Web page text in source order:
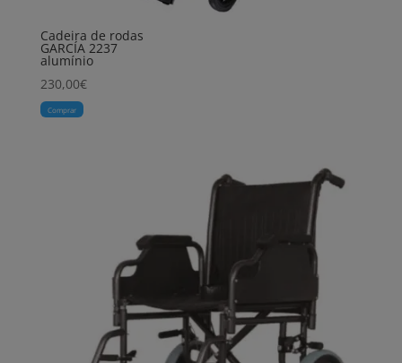
Cadeira de rodas
GARCÍA 2237
alumínio
230,00€
Comprar